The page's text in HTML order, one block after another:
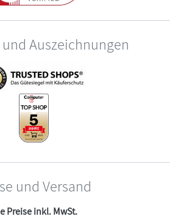
Auszeichnungen
und Versand
Preise inkl. MwSt.